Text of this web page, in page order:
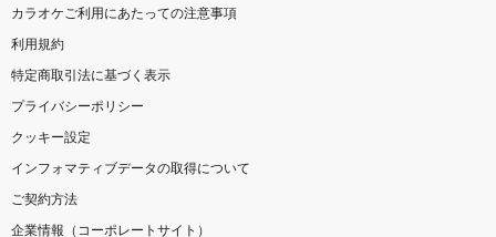
カラオケご利用にあたっての注意事項
利用規約
特定商取引法に基づく表示
プライバシーポリシー
クッキー設定
インフォマティブデータの取得について
ご契約方法
企業情報（コーポレートサイト）